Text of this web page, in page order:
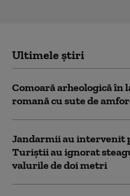
Ultimele știri
Comoară arheologică în
romană cu sute de
Jandarmii au intervenit
Turiștii au ignorat
valurile de doi metri